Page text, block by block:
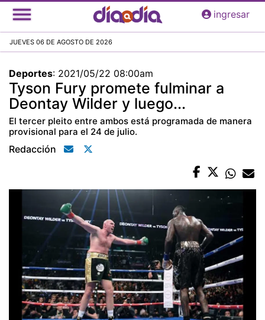
Pasar
al
principal
ingresar
JUEVES 06 DE AGOSTO DE 2026
Deportes: 2021/05/22 08:00am
Tyson Fury promete fulminar a
Deontay Wilder y luego...
El tercer pleito entre ambos está programada de manera
provisional para el 24 de julio.
Redacción